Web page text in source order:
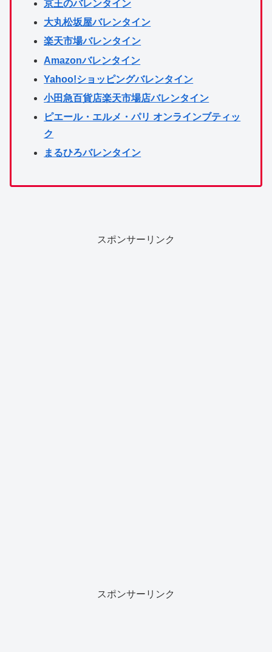
京王のバレンタイン
大丸松坂屋バレンタイン
楽天市場バレンタイン
Amazonバレンタイン
Yahoo!ショッピングバレンタイン
小田急百貨店楽天市場店バレンタイン
ピエール・エルメ・パリ オンラインブティッ
ク
まるひろバレンタイン
スポンサーリンク
スポンサーリンク